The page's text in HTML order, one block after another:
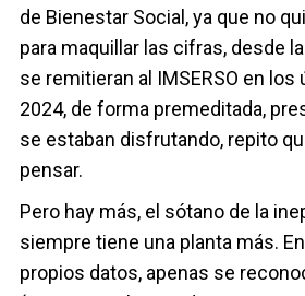
de Bienestar Social, ya que no
para maquillar las cifras, desde
se remitieran al IMSERSO en
2024, de forma premeditada,
se estaban disfrutando, repito
pensar.
Pero hay más, el sótano de la
siempre tiene una planta más.
propios datos, apenas se